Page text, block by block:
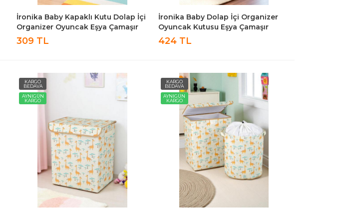
İronika Baby Kapaklı Kutu Dolap İçi
Organizer Oyuncak Eşya Çamaşır
Saklama Kutusu Düzenleyici
309 TL
İronika Baby Dolap İçi Organizer
Oyuncak Kutusu Eşya Çamaşır
Saklama Sepeti Düzenleyici Kutu 2li
Set
424 TL
KARGO
BEDAVA
AYNIGÜN
KARGO
KARGO
BEDAVA
AYNIGÜN
KARGO